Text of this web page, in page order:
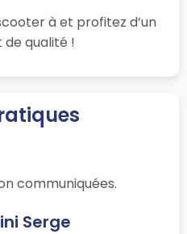
àet profitez d’un
qualité !
communiquées.
Serge